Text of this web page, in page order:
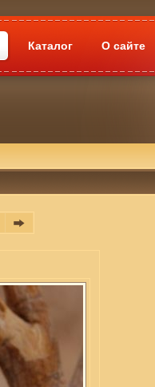
Каталог О сайте